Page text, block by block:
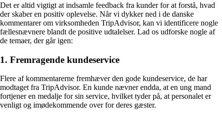
Det er altid vigtigt at indsamle feedback fra kunder for at forstå, hvad
der skaber en positiv oplevelse. Når vi dykker ned i de danske
kommentarer om virksomheden TripAdvisor, kan vi identificere nogle
fællesnævnere blandt de positive udtalelser. Lad os udforske nogle af
de temaer, der går igen:
1. Fremragende kundeservice
Flere af kommentarerne fremhæver den gode kundeservice, de har
modtaget fra TripAdvisor. En kunde nævner endda, at en ung mand
fortjener en medalje for sin service, hvilket tyder på, at personalet er
venligt og imødekommende over for deres gæster.